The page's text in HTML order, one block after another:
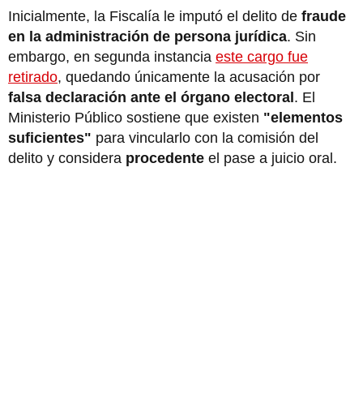
Inicialmente, la Fiscalía le imputó el delito de fraude
en la administración de persona jurídica. Sin
embargo, en segunda instancia este cargo fue
retirado, quedando únicamente la acusación por
falsa declaración ante el órgano electoral. El
Ministerio Público sostiene que existen "elementos
suficientes" para vincularlo con la comisión del
delito y considera procedente el pase a juicio oral.